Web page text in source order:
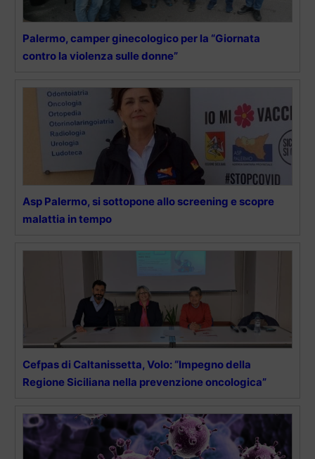
Palermo, camper ginecologico per la “Giornata
contro la violenza sulle donne”
Asp Palermo, si sottopone allo screening e scopre
malattia in tempo
Cefpas di Caltanissetta, Volo: “Impegno della
Regione Siciliana nella prevenzione oncologica”